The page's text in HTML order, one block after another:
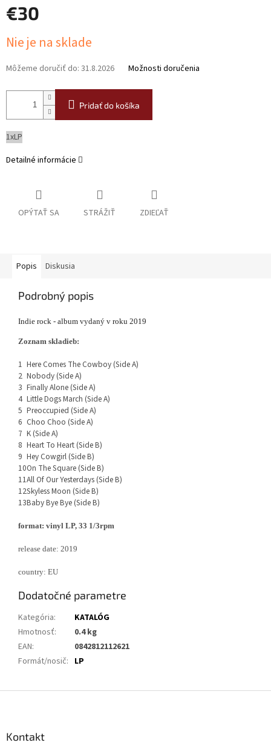
€30
cena:
Nie je na sklade
Môžeme doručiť do: 31.8.2026 Možnosti doručenia
Pridať do košíka
1xLP
Detailné informácie
OPÝTAŤ SA STRÁŽIŤ ZDIEĽAŤ
Popis Diskusia
Podrobný popis
Indie rock - album vydaný v roku 2019
Zoznam skladieb:
1 Here Comes The Cowboy (Side A)
2 Nobody (Side A)
3 Finally Alone (Side A)
4 Little Dogs March (Side A)
5 Preoccupied (Side A)
6 Choo Choo (Side A)
7 K (Side A)
8 Heart To Heart (Side B)
9 Hey Cowgirl (Side B)
10On The Square (Side B)
11All Of Our Yesterdays (Side B)
12Skyless Moon (Side B)
13Baby Bye Bye (Side B)
format: vinyl LP, 33 1/3rpm
release date: 2019
country: EU
Dodatočné parametre
Kategória:
KATALÓG
Hmotnosť:
0.4 kg
EAN:
0842812112621
Formát/nosič: LP
Kontakt